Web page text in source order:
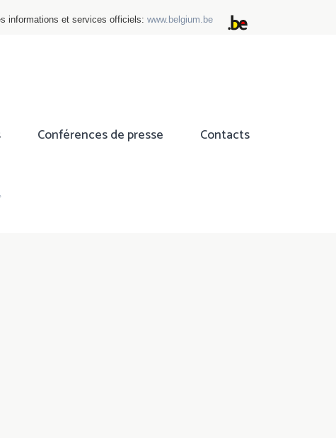
informations et services officiels: www.belgium.be
Conférences de presse Contacts